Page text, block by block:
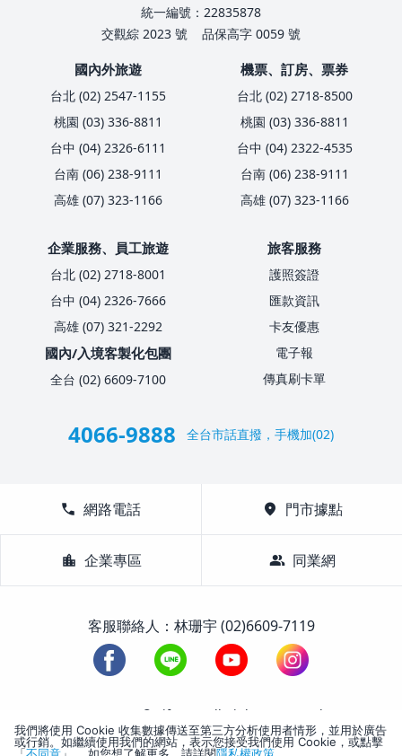
統一編號：22835878
交觀綜 2023 號
品保高字 0059 號
國內外旅遊
台北 (02) 2547-1155
桃園 (03) 336-8811
台中 (04) 2326-6111
台南 (06) 238-9111
高雄 (07) 323-1166
機票、訂房、票券
台北 (02) 2718-8500
桃園 (03) 336-8811
台中 (04) 2322-4535
台南 (06) 238-9111
高雄 (07) 323-1166
企業服務、員工旅遊
台北 (02) 2718-8001
台中 (04) 2326-7666
高雄 (07) 321-2292
國內/入境客製化包團
全台 (02) 6609-7100
旅客服務
護照簽證
匯款資訊
卡友優惠
電子報
傳真刷卡單
4066-9888 全台市話直撥，手機加(02)
call 網路電話 location_on 門市據點
location_city 企業專區 group 同業網
客服聯絡人：林珊宇 (02)6609-7119
1988-2026 © Lifetour All Rights Reserved.
我們將使用 Cookie 收集數據傳送至第三方分析使用者情形，並用於廣告
或行銷。如繼續使用我們的網站，表示您接受我們使用 Cookie，或點擊